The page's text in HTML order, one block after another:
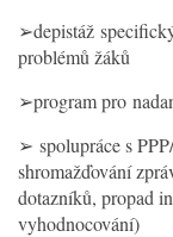
➢depistáž
problémů žáků
➢program pro
➢ spolupráce s
shromažďování
dotazníků, propad
vyhodnocování)